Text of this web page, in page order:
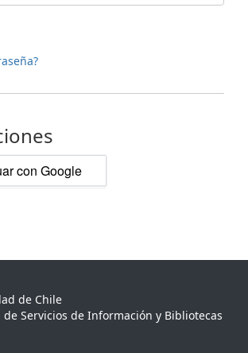
con Google
de Chile
de Servicios de Información y Bibliotecas